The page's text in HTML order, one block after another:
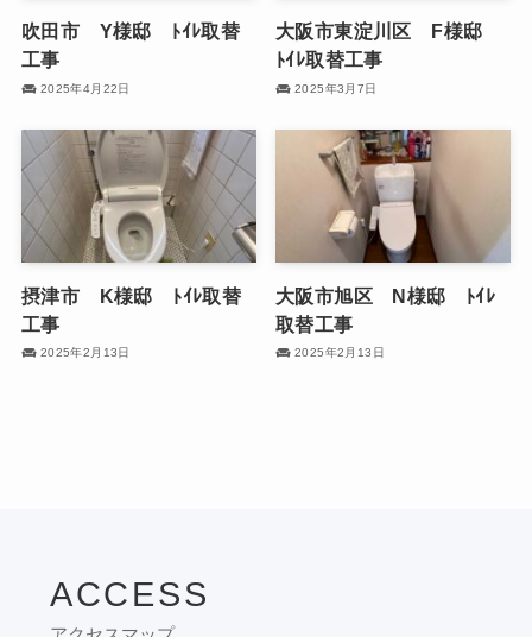
吹田市 Y様邸 ﾄｲﾚ取替
工事
2025年4月22日
大阪市東淀川区 F様邸
ﾄｲﾚ取替工事
2025年3月7日
摂津市 K様邸 ﾄｲﾚ取替
工事
2025年2月13日
大阪市旭区 N様邸 ﾄｲﾚ
取替工事
2025年2月13日
ACCESS